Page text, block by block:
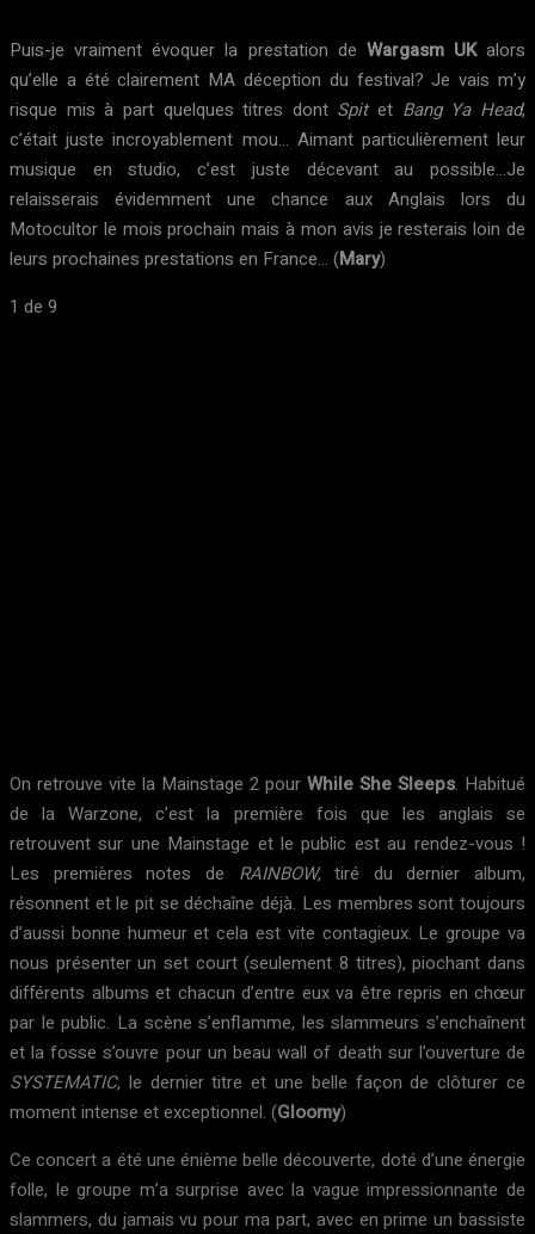
Puis-je vraiment évoquer la prestation de Wargasm UKalors
qu’elle a été clairement MA déception du festival? Je vais m’y
risque mis à part quelques titres dont Spitet Bang Ya Head,
c’était juste incroyablement mou… Aimant particulièrement leur
musique en studio, c’est juste décevant au possible…Je
relaisserais évidemment une chance aux Anglais lors du
Motocultor le mois prochain mais à mon avis je resterais loin de
leurs prochaines prestations en France… (Mary)
1 de 9
On retrouve vite la Mainstage 2 pour While She Sleeps. Habitué
de la Warzone, c’est la première fois que les anglais se
retrouvent sur une Mainstage et le public est au rendez-vous !
Les premières notes de RAINBOW, tiré du dernier album,
résonnent et le pit se déchaîne déjà. Les membres sont toujours
d’aussi bonne humeur et cela est vite contagieux. Le groupe va
nous présenter un set court (seulement 8 titres), piochant dans
différents albums et chacun d’entre eux va être repris en chœur
par le public. La scène s’enflamme, les slammeurs s’enchaînent
et la fosse s’ouvre pour un beau wall of death sur l’ouverture de
SYSTEMATIC, le dernier titre et une belle façon de clôturer ce
moment intense et exceptionnel. (Gloomy)
Ce concert a été une énième belle découverte, doté d’une énergie
folle, le groupe m’a surprise avec la vague impressionnante de
slammers, du jamais vu pour ma part, avec en prime un bassiste